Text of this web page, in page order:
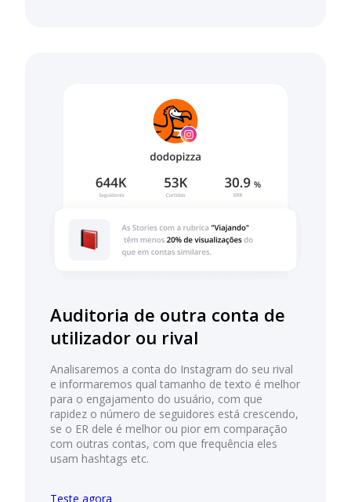
Auditoria de outra conta de
utilizador ou rival
Analisaremos a conta do Instagram do seu rival
e informaremos qual tamanho de texto é melhor
para o engajamento do usuário, com que
rapidez o número de seguidores está crescendo,
se o ER dele é melhor ou pior em comparação
com outras contas, com que frequência eles
usam hashtags etc.
Teste agora